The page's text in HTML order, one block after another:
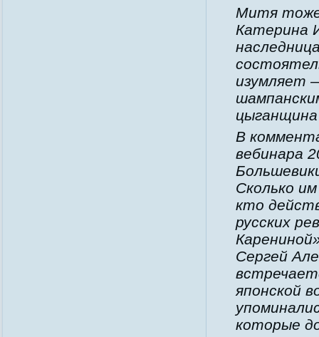
Митя тоже
Катерина
изумляет
В
вебинара
Сколько
кто
русских
Сергей
японской
которые